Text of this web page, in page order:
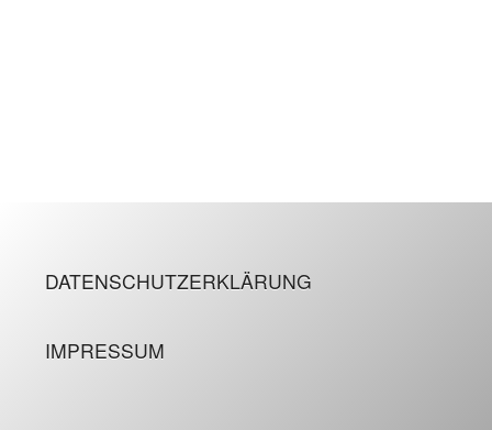
DATENSCHUTZERKLÄRUNG
IMPRESSUM